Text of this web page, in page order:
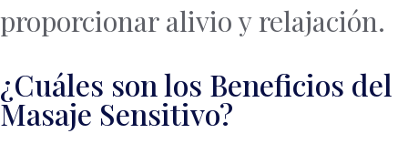
proporcionar alivio y relajación.
¿Cuáles son los Beneficios del
Masaje Sensitivo?